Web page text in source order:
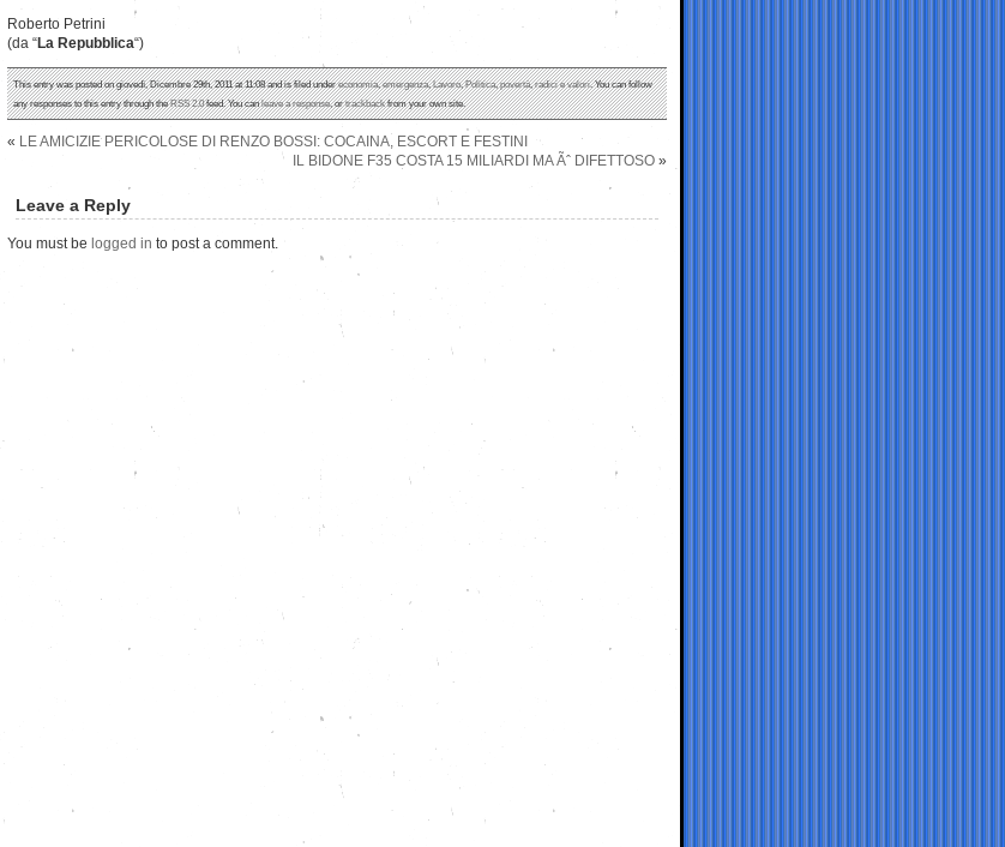
Roberto Petrini
(da “La Repubblica“)
This entry was posted on giovedì, Dicembre 29th, 2011 at 11:08 and is filed undereconomia,emergenza,Lavoro,Politica,povertà,radici e valori. You can follow
any responses to this entry through theRSS 2.0feed. You canleave a response, ortrackbackfrom your own site.
« LE AMICIZIE PERICOLOSE DI RENZO BOSSI: COCAINA, ESCORT E FESTINI
IL BIDONE F35 COSTA 15 MILIARDI MA Ãˆ DIFETTOSO »
Leave a Reply
You must be logged in to post a comment.